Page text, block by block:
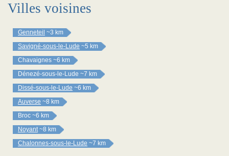
Villes voisines
Genneteil ~3 km
Savigné-sous-le-Lude ~5 km
Chavaignes ~6 km
Dénezé-sous-le-Lude ~7 km
Dissé-sous-le-Lude ~6 km
Auverse ~8 km
Broc ~6 km
Noyant ~8 km
Chalonnes-sous-le-Lude ~7 km